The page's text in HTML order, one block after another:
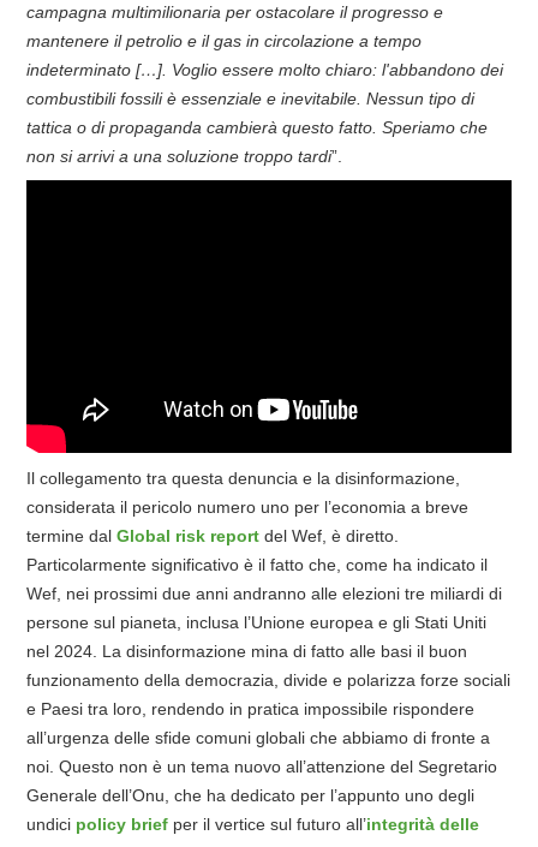
campagna multimilionaria per ostacolare il progresso e
mantenere il petrolio e il gas in circolazione a tempo
indeterminato […]. Voglio essere molto chiaro: l'abbandono dei
combustibili fossili è essenziale e inevitabile. Nessun tipo di
tattica o di propaganda cambierà questo fatto. Speriamo che
non si arrivi a una soluzione troppo tardi”.
Il collegamento tra questa denuncia e la disinformazione,
considerata il pericolo numero uno per l’economia a breve
termine dal Global risk report del Wef, è diretto.
Particolarmente significativo è il fatto che, come ha indicato il
Wef, nei prossimi due anni andranno alle elezioni tre miliardi di
persone sul pianeta, inclusa l’Unione europea e gli Stati Uniti
nel 2024. La disinformazione mina di fatto alle basi il buon
funzionamento della democrazia, divide e polarizza forze sociali
e Paesi tra loro, rendendo in pratica impossibile rispondere
all’urgenza delle sfide comuni globali che abbiamo di fronte a
noi. Questo non è un tema nuovo all’attenzione del Segretario
Generale dell’Onu, che ha dedicato per l’appunto uno degli
undici policy brief per il vertice sul futuro all’integrità delle